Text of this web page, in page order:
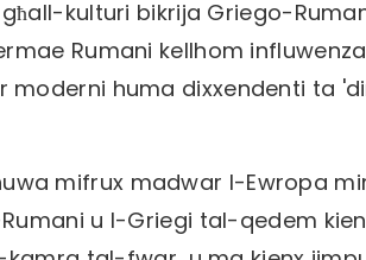
kulturi bikrija Griego-
Rumani kellhom
huma dixxendenti ta
mifrux madwar l-Ewropa
u l-Griegi tal-qedem